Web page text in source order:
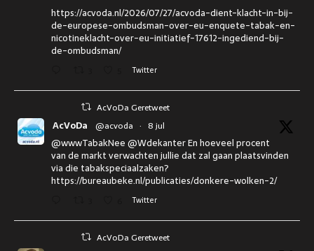
https://acvoda.nl/2026/07/27/acvoda-dient-klacht-in-bij-
de-europese-ombudsman-over-eu-enquete-tabak-en-
nicotineklacht-over-eu-initiatief-17612-ingediend-bij-
de-ombudsman/
Twitter
AcVoDa Geretweet
AcVoDa @acvoda · 8 jul
@wwwTabakNee @Wdekanter En hoeveel procent
van de markt verwachten jullie dat zal gaan plaatsvinden
via die tabakspeciaalzaken?
https://bureaubeke.nl/publicaties/donkere-wolken-2/
Twitter
AcVoDa Geretweet